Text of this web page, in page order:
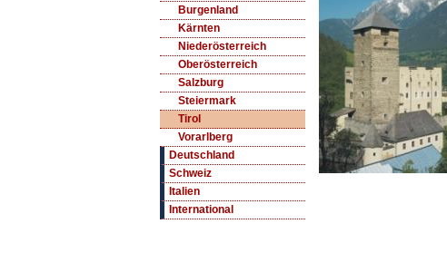
Burgenland
Kärnten
Niederösterreich
Oberösterreich
Salzburg
Steiermark
Tirol
Vorarlberg
Deutschland
Schweiz
Italien
International